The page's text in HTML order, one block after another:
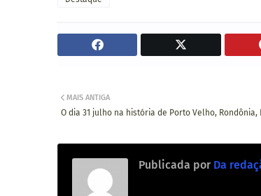
MAIS ANTIGA
O dia 31 julho na história de Porto Velho, Rondônia,
Publicada por Da